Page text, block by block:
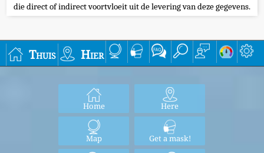
die direct of indirect voortvloeit uit de levering van deze gegevens.
Thuis Hier
Home Here
Map Get a mask!